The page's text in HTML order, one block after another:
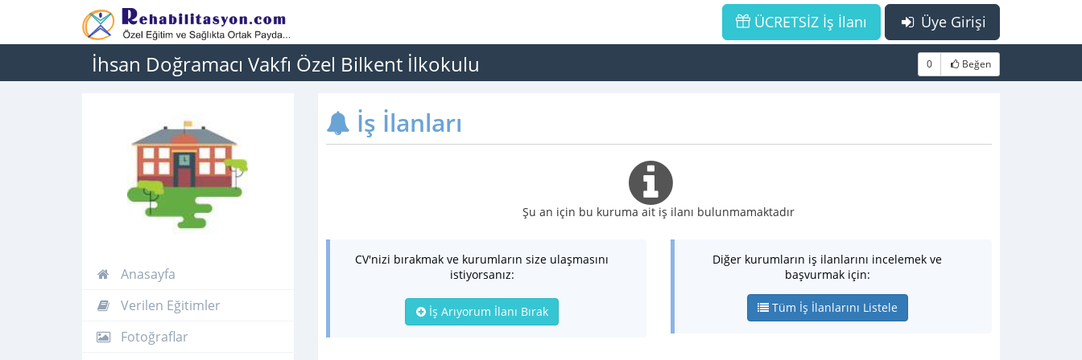
Üye Girişi
ÜCRETSİZ İş İlanı
İhsan Doğramacı Vakfı Özel Bilkent İlkokulu 0 Beğen
Anasayfa
Verilen Eğitimler
Fotoğraflar
İş İlanları
Şu an için bu kuruma ait iş ilanı bulunmamaktadır
CV'nizi bırakmak ve kurumların size ulaşmasını
istiyorsanız:
İş Arıyorum İlanı Bırak
Diğer kurumların iş ilanlarını incelemek ve
başvurmak için:
Tüm İş İlanlarını Listele